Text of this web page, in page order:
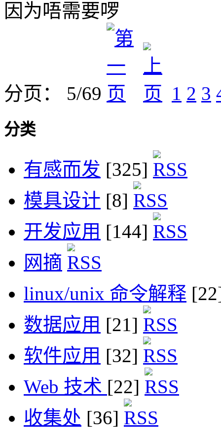
因为唔需要啰
分页： 5/69 1 2 3
分类
有感而发 [325]
模具设计 [8]
开发应用 [144]
网摘
linux/unix 命令解释
数据应用 [21]
软件应用 [32]
Web 技术 [22]
收集处 [36]